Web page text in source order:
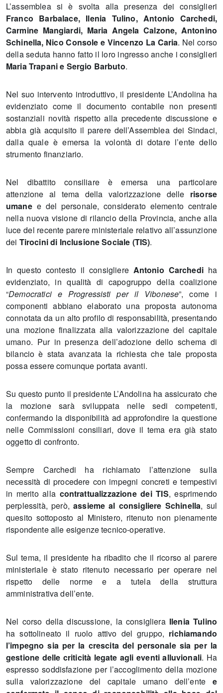
L’assemblea si è svolta alla presenza dei consiglieri
Franco Barbalace, Ilenia Tulino, Antonio Carchedi,
Carmine Mangiardi, Maria Angela Calzone, Antonino
Schinella, Nico Console e Vincenzo La Caria. Nel corso
della seduta hanno fatto il loro ingresso anche i consiglieri
Maria Trapani e Sergio Barbuto.
Nel suo intervento introduttivo, il presidente L’Andolina ha
evidenziato come il documento contabile non presenti
sostanziali novità rispetto alla precedente discussione e
abbia già acquisito il parere dell’Assemblea dei Sindaci,
dalla quale è emersa la volontà di dotare l’ente dello
strumento finanziario.
Nel dibattito consiliare è emersa una particolare
attenzione al tema della valorizzazione delle risorse
umanee del personale, considerato elemento centrale
nella nuova visione di rilancio della Provincia, anche alla
luce del recente parere ministeriale relativo all’assunzione
dei Tirocini di Inclusione Sociale (TIS).
In questo contesto il consigliere Antonio Carchediha
evidenziato, in qualità di capogruppo della coalizione
“Democratici e Progressisti per il Vibonese”, come i
componenti abbiano elaborato una proposta autonoma
connotata da un alto profilo di responsabilità, presentando
una mozione finalizzata alla valorizzazione del capitale
umano. Pur in presenza dell’adozione dello schema di
bilancio è stata avanzata la richiesta che tale proposta
possa essere comunque portata avanti.
Su questo punto il presidente L’Andolina ha assicurato che
la mozione sarà sviluppata nelle sedi competenti,
confermando la disponibilità ad approfondire la questione
nelle Commissioni consiliari, dove il tema era già stato
oggetto di confronto.
Sempre Carchedi ha richiamato l’attenzione sulla
necessità di procedere con impegni concreti e tempestivi
in merito alla contrattualizzazione dei TIS, esprimendo
perplessità, però,assieme al consigliere Schinella, sul
quesito sottoposto al Ministero, ritenuto non pienamente
rispondente alle esigenze tecnico-operative.
Sul tema, il presidente ha ribadito che il ricorso al parere
ministeriale è stato ritenuto necessario per operare nel
rispetto delle norme e a tutela della struttura
amministrativa dell’ente.
Nel corso della discussione, la consigliera Ilenia Tulino
ha sottolineato il ruolo attivo del gruppo, richiamando
l’impegno sia per la crescita del personale sia per la
gestione delle criticità legate agli eventi alluvionali. Ha
espresso soddisfazione per l’accoglimento della mozione
sulla valorizzazione del capitale umano dell’ente e